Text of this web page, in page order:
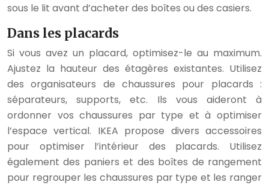
sous le lit avant d’acheter des boîtes ou des casiers.
Dans les placards
Si vous avez un placard, optimisez-le au maximum.
Ajustez la hauteur des étagères existantes. Utilisez
des organisateurs de chaussures pour placards :
séparateurs, supports, etc. Ils vous aideront à
ordonner vos chaussures par type et à optimiser
l’espace vertical. IKEA propose divers accessoires
pour optimiser l’intérieur des placards. Utilisez
également des paniers et des boîtes de rangement
pour regrouper les chaussures par type et les ranger